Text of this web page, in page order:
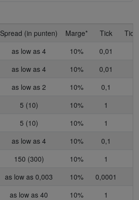
Spread (in punten) Marge* Tick
Tick
as low as 4 10%
0,01
as low as 4 10% 0,01
as low as 2 10% 0,1
5 (10) 10%
1
5 (10) 10% 1
as low as 4 10% 0,1
150 (300) 10% 1
as low as 0,003 10%
0,0001
as low as 40 10%
1